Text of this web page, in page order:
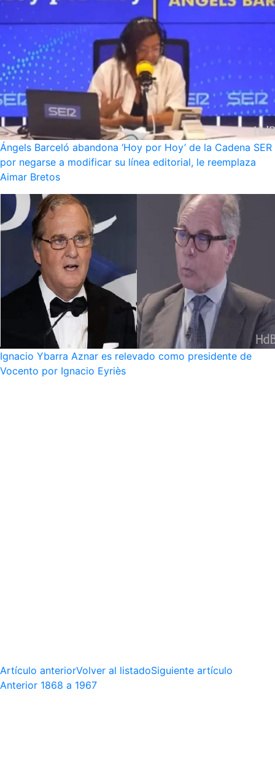
Ángels Barceló abandona ‘Hoy por Hoy’ de la Cadena SER
por negarse a modificar su línea editorial, le reemplaza
Aimar Bretos
Ignacio Ybarra Aznar es relevado como presidente de
Vocento por Ignacio Eyriès
Artículo anteriorVolver al listadoSiguiente artículo
Anterior 1868 a 1967